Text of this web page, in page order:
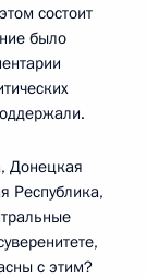
состоит
было
Донецкая
Республика,
с этим?